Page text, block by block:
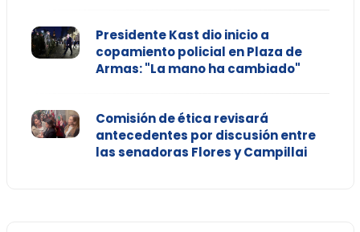
Presidente Kast dio inicio a
copamiento policial en Plaza de
Armas: "La mano ha cambiado"
Comisión de ética revisará
antecedentes por discusión entre
las senadoras Flores y Campillai